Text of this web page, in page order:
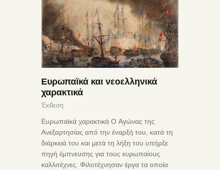
Ευρωπαϊκά και νεοελληνικά
χαρακτικά
Έκθεση
Ευρωπαϊκά χαρακτικά Ο Αγώνας της
Ανεξαρτησίας από την έναρξή του, κατά τη
διάρκειά του και μετά τη λήξη του υπήρξε
πηγή έμπνευσης για τους ευρωπαίους
καλλιτέχνες. Φιλοτέχνησαν έργα τα οποία